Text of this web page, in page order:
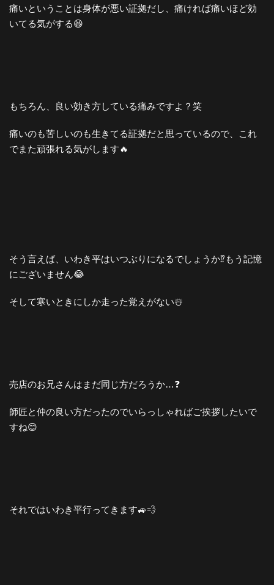
痛いということは身体が悪い証拠だし、痛ければ痛いほど効
いてる気がする😆
もちろん、良い効き方している痛みですよ？笑
痛いのも苦しいのも生きてる証拠だと思っているので、これ
でまた頑張れる気がします🔥
そう言えば、いわき平はいつぶりになるでしょうか⁉️もう記憶
にございません😂
そして寒いときにしか走った覚えがない☃️
売店のお兄さんはまだ同じ方だろうか…❓
師匠と仲の良い方だったのでいらっしゃればご挨拶したいで
すね😊
それではいわき平行ってきます🚙💨